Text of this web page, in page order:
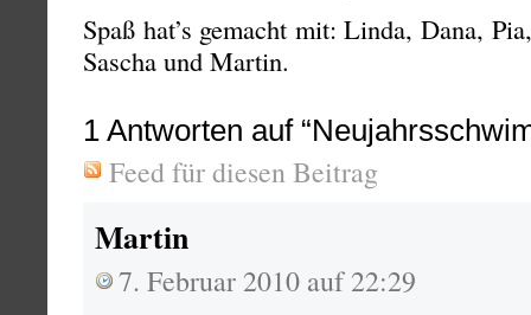
Spaß hat’s gemacht mit: Linda, Dana,
Sascha und Martin.
1 Antworten auf
Feed für diesen Beitrag
Martin
7. Februar 2010 auf 22:29